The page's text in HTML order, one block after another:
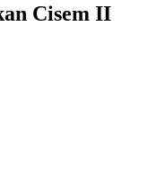
Cisem II